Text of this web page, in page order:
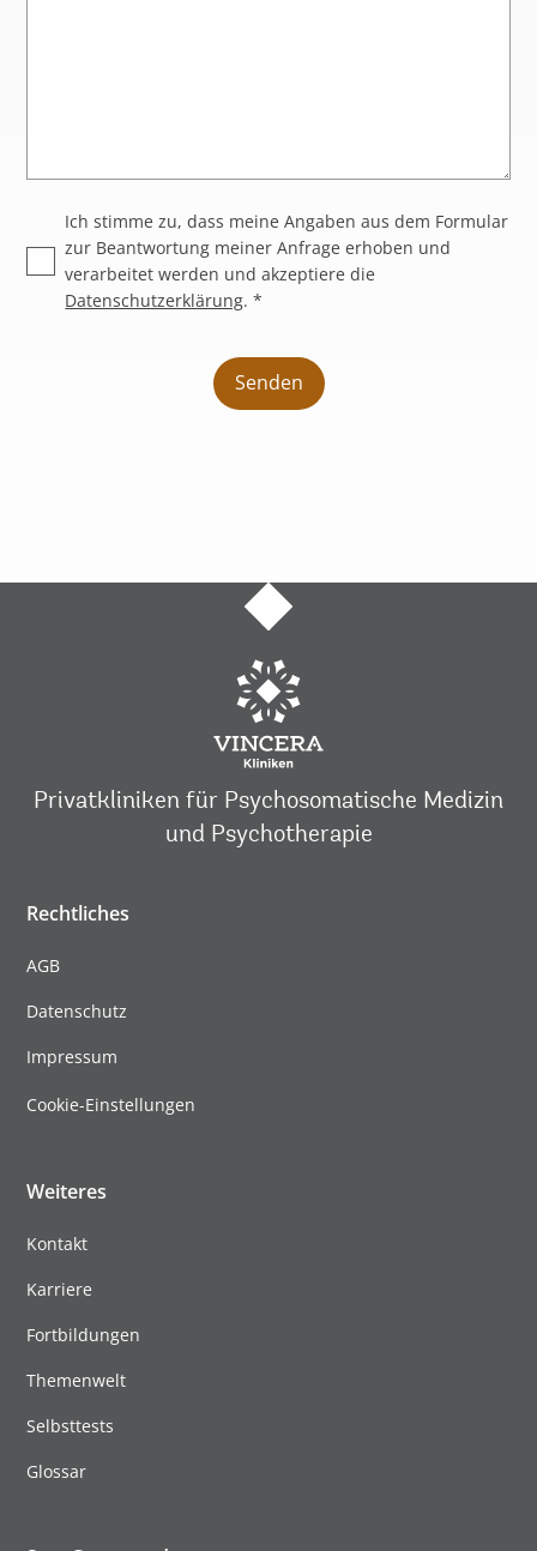
Ich stimme zu, dass meine Angaben aus dem Formular
zur Beantwortung meiner Anfrage erhoben und
verarbeitet werden und akzeptiere die
Datenschutzerklärung. *
Privatkliniken für Psychosomatische Medizin
und Psychotherapie
Rechtliches
AGB
Datenschutz
Impressum
Cookie-Einstellungen
Weiteres
Kontakt
Karriere
Fortbildungen
Themenwelt
Selbsttests
Glossar